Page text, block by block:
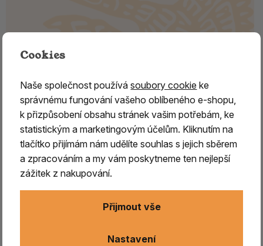
KYANIT zelený, surový /4
Kyanit je výborný meditační kámen. Vysílá a zesiluje
energie vysokých a čistých frekvencí, čímž podporuje
naše duševní a duchovní schopnosti. Dokáže
zprostředkovatkontakt s vyššími bytostmi – anděly
duchovními průvodci. Kyanit harmonizuje čakry, čistí
, vytváří prostor pro pochopení příčin a důsledků,
Cookies
Naše společnost používásoubory cookie ke
správnému fungování vašeho oblíbeného e-shopu,
k přizpůsobení obsahu stránek vašim potřebám, ke
statistickým a marketingovým účelům. Kliknutím na
tlačítko přijímám nám udělíte souhlas s jejich sběrem
a zpracováním a my vám poskytneme ten nejlepší
zážitek z nakupování.
Nastavení
Přijmout vše